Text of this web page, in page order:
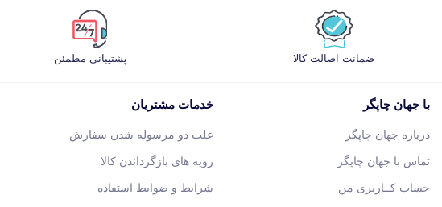
ضمانت اصالت کالا پشتیبانی مطمئن
با جهان چاپگر
درباره جهان چاپگر
تماس با جهان چاپگر
حساب کــاربری من
خدمات مشتریان
علت دو مرسوله شدن سفارش
رویه های بازگرداندن کالا
شرایط و ضوابط استفاده